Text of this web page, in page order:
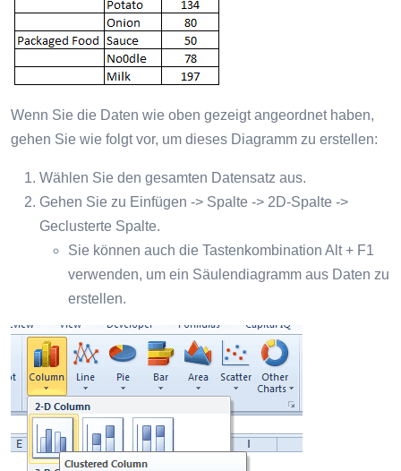
Wenn Sie die Daten wie oben gezeigt angeordnet haben,
gehen Sie wie folgt vor, um dieses Diagramm zu erstellen:
Wählen Sie den gesamten Datensatz aus.
Gehen Sie zu Einfügen -> Spalte -> 2D-Spalte ->
Geclusterte Spalte.
Sie können auch die Tastenkombination Alt + F1
verwenden, um ein Säulendiagramm aus Daten zu
erstellen.